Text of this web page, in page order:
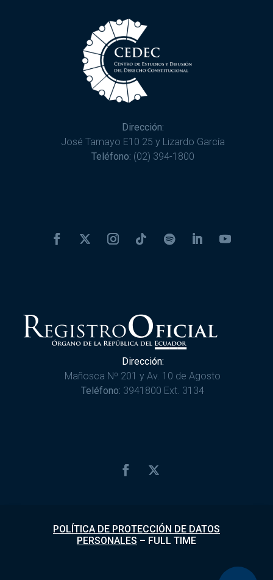
Dirección:
José Tamayo E10 25 y Lizardo García
Teléfono: (02) 394-1800
Dirección:
Mañosca Nº 201 y Av. 10 de Agosto
Teléfono: 3941800 Ext. 3134
POLÍTICA DE PROTECCIÓN DE DATOS
PERSONALES – FULL TIME